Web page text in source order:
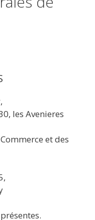
les Avenieres
et des